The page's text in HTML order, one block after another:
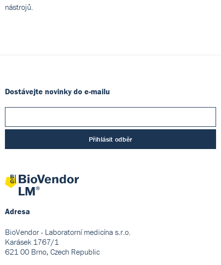
nástrojů.
Dostávejte novinky do e-mailu
Přihlásit odběr
Adresa
BioVendor - Laboratorní medicína s.r.o.
Karásek 1767/1
621 00 Brno, Czech Republic